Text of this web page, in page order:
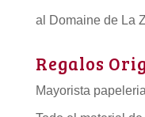
al Domaine de La
Regalos
Mayorista papeleria